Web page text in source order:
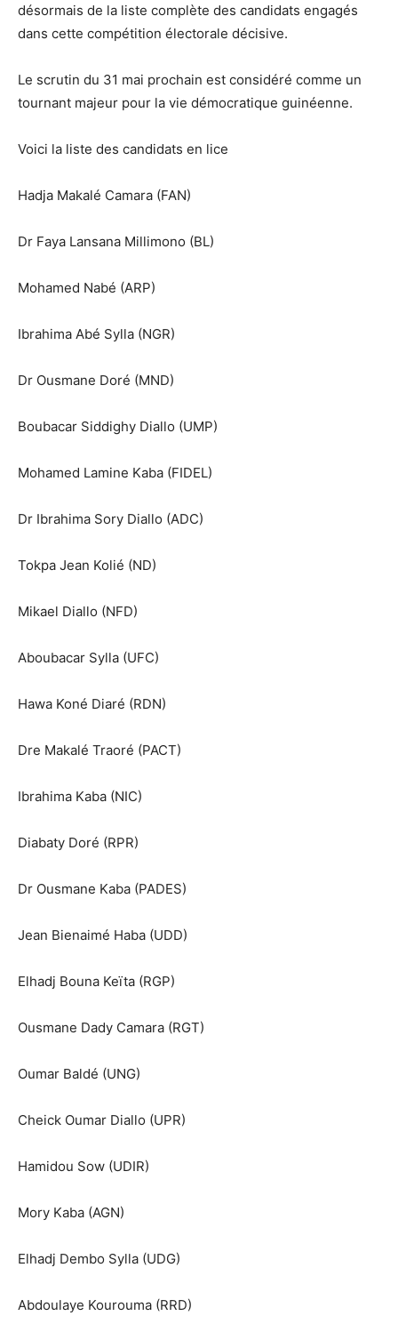
désormais de la liste complète des candidats engagés
dans cette compétition électorale décisive.
Le scrutin du 31 mai prochain est considéré comme un
tournant majeur pour la vie démocratique guinéenne.
Voici la liste des candidats en lice
Hadja Makalé Camara (FAN)
Dr Faya Lansana Millimono (BL)
Mohamed Nabé (ARP)
Ibrahima Abé Sylla (NGR)
Dr Ousmane Doré (MND)
Boubacar Siddighy Diallo (UMP)
Mohamed Lamine Kaba (FIDEL)
Dr Ibrahima Sory Diallo (ADC)
Tokpa Jean Kolié (ND)
Mikael Diallo (NFD)
Aboubacar Sylla (UFC)
Hawa Koné Diaré (RDN)
Dre Makalé Traoré (PACT)
Ibrahima Kaba (NIC)
Diabaty Doré (RPR)
Dr Ousmane Kaba (PADES)
Jean Bienaimé Haba (UDD)
Elhadj Bouna Keïta (RGP)
Ousmane Dady Camara (RGT)
Oumar Baldé (UNG)
Cheick Oumar Diallo (UPR)
Hamidou Sow (UDIR)
Mory Kaba (AGN)
Elhadj Dembo Sylla (UDG)
Abdoulaye Kourouma (RRD)